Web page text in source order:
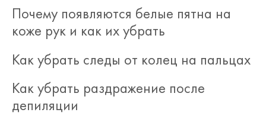
Почему появляются белые пятна на
коже рук и как их убрать
Как убрать следы от колец на пальцах
Как убрать раздражение после
депиляции